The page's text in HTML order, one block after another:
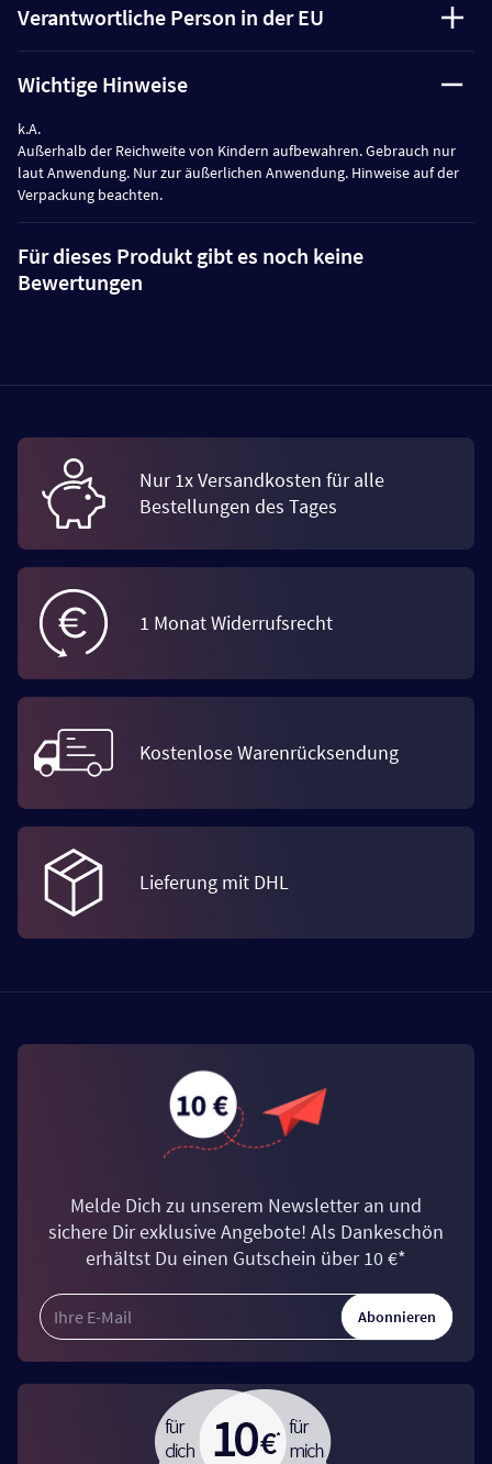
Verantwortliche Person in der EU
Wichtige Hinweise
k.A.
Außerhalb der Reichweite von Kindern aufbewahren. Gebrauch nur
laut Anwendung. Nur zur äußerlichen Anwendung. Hinweise auf der
Verpackung beachten.
Für dieses Produkt gibt es noch keine
Bewertungen
Nur 1x Versandkosten für alle
Bestellungen des Tages
1 Monat Widerrufsrecht
Kostenlose Warenrücksendung
Lieferung mit DHL
Melde Dich zu unserem Newsletter an und
sichere Dir exklusive Angebote! Als Dankeschön
erhältst Du einen Gutschein über 10 €*
Abonnieren